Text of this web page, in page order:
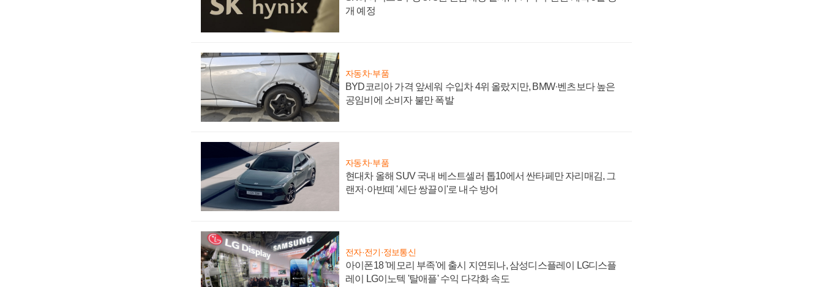
개 예정
자동차·부품
BYD코리아 가격 앞세워 수입차 4위 올랐지만, BMW·벤츠보다 높은
공임비에 소비자 불만 폭발
자동차·부품
현대차 올해 SUV 국내 베스트셀러 톱10에서 싼타페만 자리매김, 그
랜저·아반떼 '세단 쌍끌이'로 내수 방어
전자·전기·정보통신
아이폰18 '메모리 부족'에 출시 지연되나, 삼성디스플레이 LG디스플
레이 LG이노텍 '탈애플' 수익 다각화 속도